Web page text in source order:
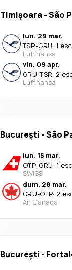
Timișoara-São
lun. 29 mar.
TSR-GRU· 1
Lufthansa
vin. 09 apr.
GRU-TSR· 2
Lufthansa
București -São
lun. 15 mar.
OTP-GRU· 1
SWISS
dum. 28 mar.
GRU-OTP· 2
Air Canada
București -